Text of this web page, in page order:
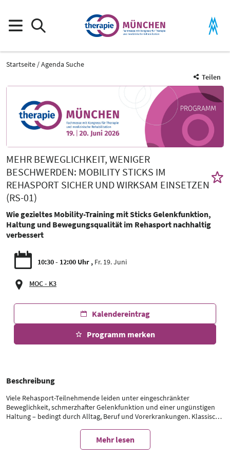
Startseite
Agenda Suche
Teilen
MEHR BEWEGLICHKEIT, WENIGER
BESCHWERDEN: MOBILITY STICKS IM
REHASPORT SICHER UND WIRKSAM EINSETZEN
(RS-01)
Wie gezieltes Mobility-Training mit Sticks Gelenkfunktion,
Haltung und Bewegungsqualität im Rehasport nachhaltig
verbessert
10:30 - 12:00 Uhr Fr. 19. Juni
MOC - K3
Kalendereintrag
Programm merken
Beschreibung
Viele Rehasport-Teilnehmende leiden unter eingeschränkter
Beweglichkeit, schmerzhafter Gelenkfunktion und einer ungünstigen
Haltung – bedingt durch Alltag, Beruf und Vorerkrankungen. Klassische
häufig an Grenzen. Mobility Sticks eröffnen im Rehasport eine einfache
Möglichkeit, Bewegungsumfänge zu erweitern, Bewegungsbahnen zu
Mehr lesen